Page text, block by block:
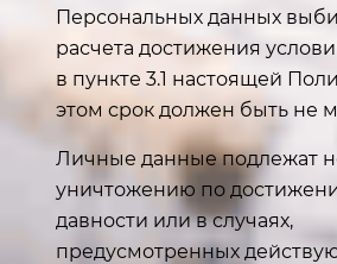
Персональных данных
расчета достижения
в пункте 3.1 настоящей
этом срок должен быть не
Личные данные подлежат
уничтожению по
давности или в случаях,
предусмотренных